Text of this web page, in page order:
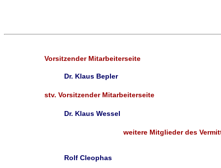
Vorsitzender Mitarbeiterseite
Dr. Klaus Bepler
stv. Vorsitzender Mitarbeiterseite
Dr. Klaus Wessel
weitere Mitglieder des
Rolf Cleophas